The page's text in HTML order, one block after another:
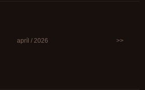
apríl / 2026 >>